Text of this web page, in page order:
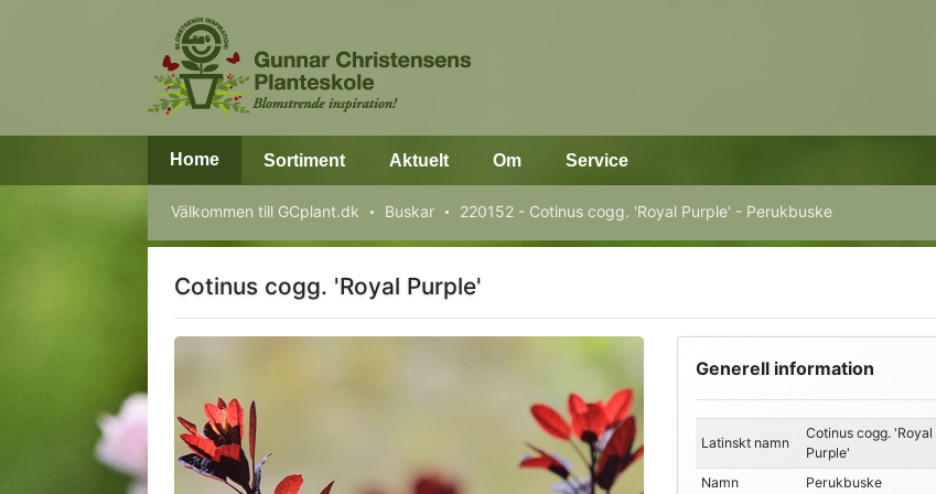
Home Sortiment Aktuelt Om Service
Välkommen till GCplant.dk Buskar 220152 - Cotinus cogg. 'Royal Purple' - Perukbuske
Cotinus cogg. 'Royal Purple'
Generell information
Latinskt namn
Cotinus cogg. 'Royal
Purple'
Namn
Perukbuske